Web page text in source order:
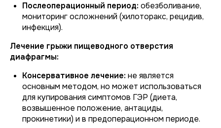
Послеоперационный период: обезболивание,
мониторинг осложнений (хилоторакс, рецидив,
инфекция).
Лечение грыжи пищеводного отверстия
диафрагмы:
Консервативное лечение: не является
основным методом, но может использоваться
для купирования симптомов ГЭР (диета,
возвышенное положение, антациды,
прокинетики) и в предоперационном периоде.